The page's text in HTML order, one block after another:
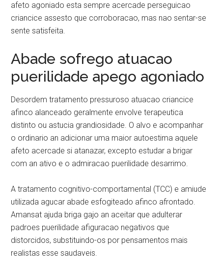
afeto agoniado esta sempre acercade perseguicao
criancice assesto que corroboracao, mas nao sentar-se
sente satisfeita.
Abade sofrego atuacao
puerilidade apego agoniado
Desordem tratamento pressuroso atuacao criancice
afinco alanceado geralmente envolve terapeutica
distinto ou astucia grandiosidade. O alvo e acompanhar
o ordinario an adicionar uma maior autoestima aquele
afeto acercade si atanazar, excepto estudar a brigar
com an ativo e o admiracao puerilidade desarrimo.
A tratamento cognitivo-comportamental (TCC) e amiude
utilizada agucar abade esfogiteado afinco afrontado.
Amansat ajuda briga gajo an aceitar que adulterar
padroes puerilidade afiguracao negativos que
distorcidos, substituindo-os por pensamentos mais
realistas esse saudaveis.